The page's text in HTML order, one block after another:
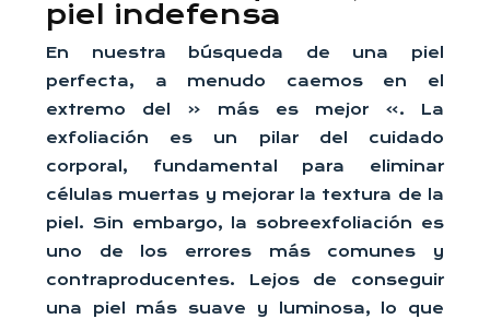
piel indefensa
En nuestra búsqueda de una piel
perfecta, a menudo caemos en el
extremo del « más es mejor ». La
exfoliación es un pilar del cuidado
corporal, fundamental para eliminar
células muertas y mejorar la textura de la
piel. Sin embargo, la sobreexfoliación es
uno de los errores más comunes y
contraproducentes. Lejos de conseguir
una piel más suave y luminosa, lo que